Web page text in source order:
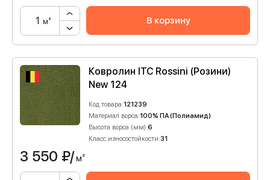
м² В корзину
Ковролин ITC Rossini (Розини)
New 124
Код товара:121239
Материал ворса:100% ПА (Полиамид)
Высота ворса (мм):6
Класс износостойкости:31
3 550 ₽/м²